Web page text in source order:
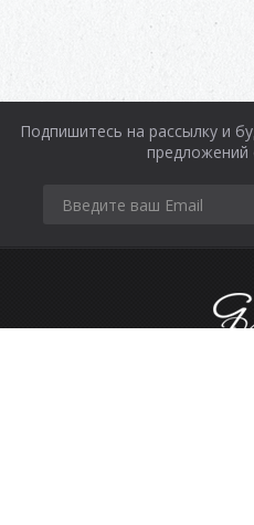
Подпишитесь на рассылку и
предложений